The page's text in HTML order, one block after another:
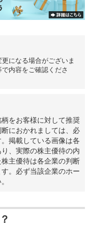
になる場合がございま
内容をご確認くださ
をお客様に対して推奨
におかれましては、必
掲載している画像は各
、実際の株主優待の内
主優待は各企業の判断
。必ず当該企業のホー